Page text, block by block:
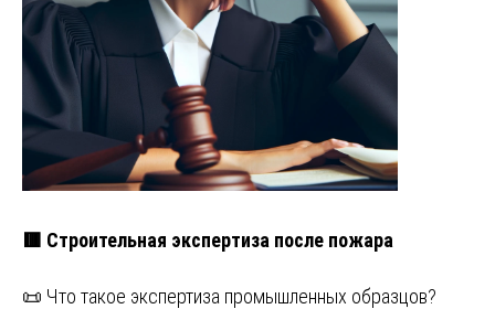
🟥 Строительная экспертиза после пожара
📜 Что такое экспертиза промышленных образцов?